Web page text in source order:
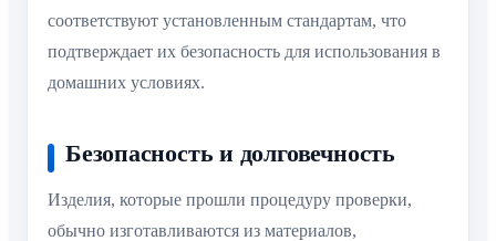
соответствуют установленным стандартам, что
подтверждает их безопасность для использования в
домашних условиях.
Безопасность и долговечность
Изделия, которые прошли процедуру проверки,
обычно изготавливаются из материалов,